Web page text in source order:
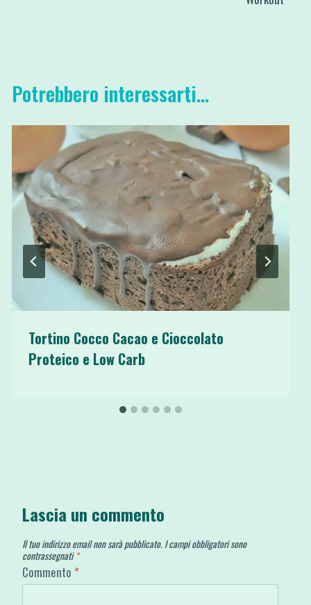
Potrebbero interessarti...
Tortino Cocco Cacao e Cioccolato
Proteico e Low Carb
Lascia un commento
Il tuo indirizzo email non sarà pubblicato. I campi obbligatori sono
contrassegnati *
Commento *